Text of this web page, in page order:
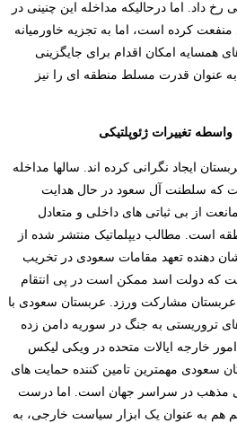
رخ داد. اما درحالیکه مداخله این چنینی در
کرده است، اما به تجزیه خاورمیانه
همسایه امکان اقدام برای جایگزینی
عنوان قدرت مسلط منطقه ای را نیز
تغییرات ژئوپلتیکی
ایجاد نگرانی کرده اند. سالها مداخله
که سلطنت آل سعود در حال هدایت
از بی ثباتی های داخلی و متعادل
است. مطالب دیپلماتیک منتشر شده از
دهنده تعهد مقامات سعودی در تخریب
که دولت اسد ممکن است در پی انتقام
مشارکت ورزد. عربستان سعودی با
تروریستی به جنگ در سوریه دامن زده
خارجه ایالات متحده در ویکی لیکس
سعودی مهمترین تامین کننده حمایت های
مذهب در سراسر جهان است. اما درست
هم به عنوان یک ابزار سیاست خارجی، به